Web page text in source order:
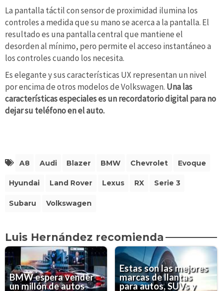
La pantalla táctil con sensor de proximidad ilumina los
controles a medida que su mano se acerca a la pantalla. El
resultado es una pantalla central que mantiene el
desorden al mínimo, pero permite el acceso instantáneo a
los controles cuando los necesita.
Es elegante y sus características UX representan un nivel
por encima de otros modelos de Volkswagen. Una las
características especiales es un recordatorio digital para no
dejar su teléfono en el auto.
A8 Audi Blazer BMW Chevrolet Evoque
Hyundai Land Rover Lexus RX Serie 3
Subaru Volkswagen
Luis Hernández recomienda
BMW espera vender
un millón de autos
Estas son las mejores
marcas de llantas
para autos, SUVs y